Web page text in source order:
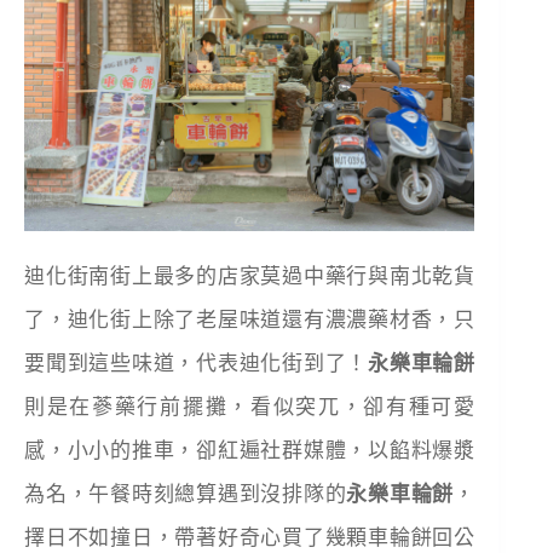
迪化街南街上最多的店家莫過中藥行與南北乾貨
了，迪化街上除了老屋味道還有濃濃藥材香，只
要聞到這些味道，代表迪化街到了！永樂車輪餅
則是在蔘藥行前擺攤，看似突兀，卻有種可愛
感，小小的推車，卻紅遍社群媒體，以餡料爆漿
為名，午餐時刻總算遇到沒排隊的永樂車輪餅 ，
擇日不如撞日，帶著好奇心買了幾顆車輪餅回公